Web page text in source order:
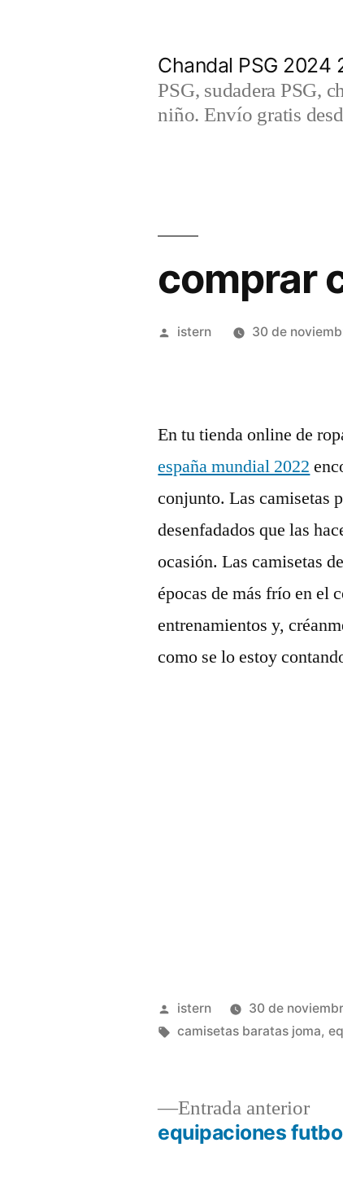
Chandal PSG 2024
PSG, sudadera PSG,
niño. Envío gratis
comprar
Publicado
istern 30 de
En tu tienda online de
españa mundial 2022
conjunto. Las camisetas
desenfadados que las
ocasión. Las camisetas
épocas de más frío en el
entrenamientos y,
como se lo estoy
Publicado
por
istern 30 de
Etiquetas:
camisetas baratas joma,
Navegación
Entrada anterior
equipaciones